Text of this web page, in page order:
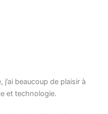
beaucoup de plaisir à
et technologie.